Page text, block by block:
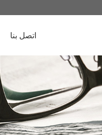
اتصل بنا